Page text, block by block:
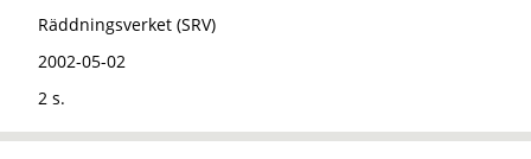
Räddningsverket (SRV)
2002-05-02
2 s.